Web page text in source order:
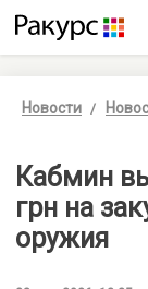
Новости
Кабмин
грн на
оружия